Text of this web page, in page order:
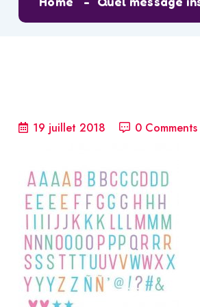
19 juillet 2018 0 Comments